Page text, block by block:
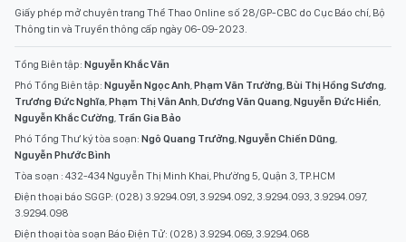
Giấy phép mở chuyên trang Thể Thao Online số 28/GP-CBC do Cục Báo chí, Bộ
Thông tin và Truyền thông cấp ngày 06-09-2023.
Tổng Biên tập: Nguyễn Khắc Văn
Phó Tổng Biên tập: Nguyễn Ngọc Anh,Phạm Văn Trường,Bùi Thị Hồng Sương,
Trương Đức Nghĩa,Phạm Thị Vân Anh,Dương Văn Quang,Nguyễn Đức Hiển,
Nguyễn Khắc Cường, Trần Gia Bảo
Phó Tổng Thư ký tòa soạn: Ngô Quang Trưởng,Nguyễn Chiến Dũng,
Nguyễn Phước Bình
Tòa soạn : 432-434 Nguyễn Thị Minh Khai, Phường 5, Quận 3, TP.HCM
Điện thoại báo SGGP: (028) 3.9294.091, 3.9294.092, 3.9294.093, 3.9294.097,
3.9294.098
Điện thoại tòa soạn Báo Điện Tử: (028) 3.9294.069, 3.9294.068